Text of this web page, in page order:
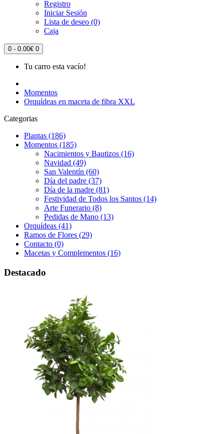
Registro
Iniciar Sesión
Lista de deseo (0)
Caja
0 - 0.00€ 0
Tu carro esta vacío!
Momentos
Orquídeas en maceta de fibra XXL
Categorias
Plantas (186)
Momentos (185)
Nacimientos y Bautizos (16)
Navidad (49)
San Valentín (60)
Día del padre (37)
Día de la madre (81)
Festividad de Todos los Santos (14)
Arte Funerario (8)
Pedidas de Mano (13)
Orquídeas (41)
Ramos de Flores (29)
Contacto (0)
Macetas y Complementos (16)
Destacado